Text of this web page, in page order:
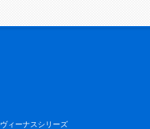
ヴィーナスシリーズ